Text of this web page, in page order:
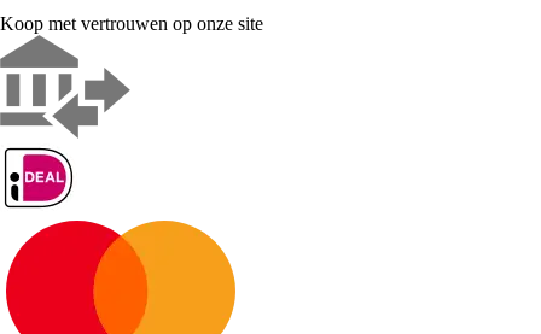
Koop met vertrouwen op onze site